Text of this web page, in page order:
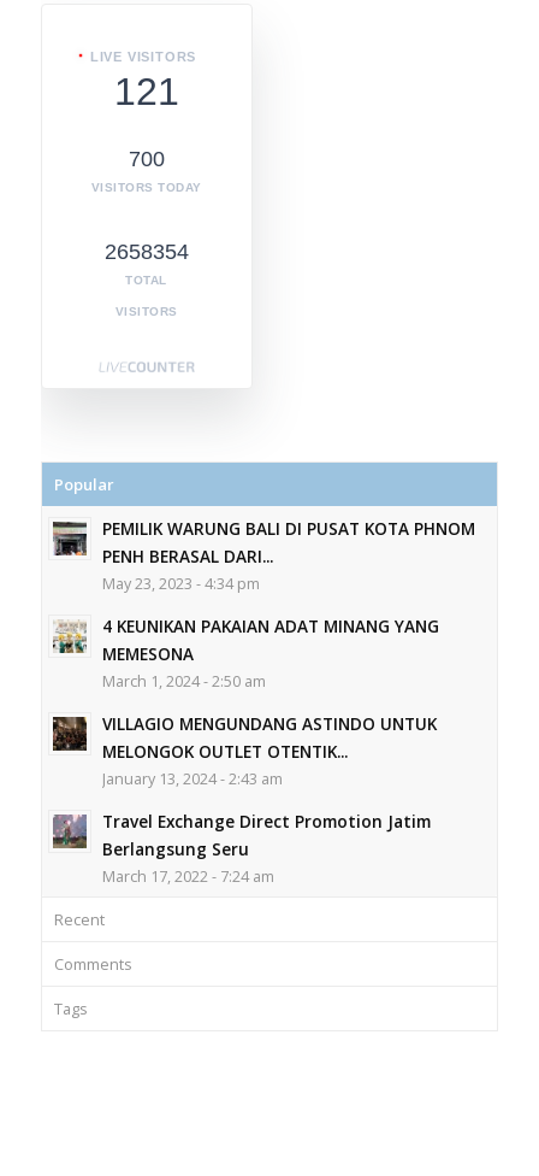
LIVE VISITORS
121
700
VISITORS TODAY
2658354
TOTAL
VISITORS
Popular
PEMILIK WARUNG BALI DI PUSAT KOTA PHNOM
PENH BERASAL DARI...
May 23, 2023 - 4:34 pm
4 KEUNIKAN PAKAIAN ADAT MINANG YANG
MEMESONA
March 1, 2024 - 2:50 am
VILLAGIO MENGUNDANG ASTINDO UNTUK
MELONGOK OUTLET OTENTIK...
January 13, 2024 - 2:43 am
Travel Exchange Direct Promotion Jatim
Berlangsung Seru
March 17, 2022 - 7:24 am
Recent
Comments
Tags